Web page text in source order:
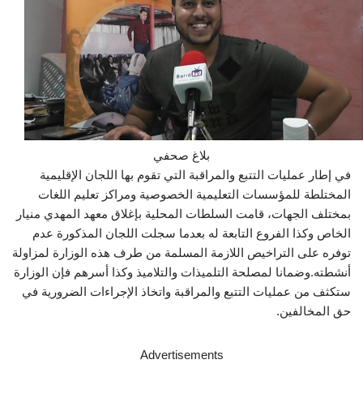
بلاغ صحفي
في إطار عمليات التتبع والمراقبة التي تقوم بها اللجان الإقليمية
المختلطة للمؤسسات التعليمية الخصوصية ومراكز تعليم اللغات
بمختلف الجهات، قامت السلطات المحلية بإغلاق معهد المهدي منيار
الخاص وكذا الفروع التابعة له بعدما سجلت اللجان المذكورة عدم
توفره على التراخيص اللازمة المسلمة من طرف هذه الوزارة لمزاولة
أنشطته.وضمانا لمصلحة التلميذات والتلاميذ وكذا أسرهم فإن الوزارة
ستكثف من عمليات التتبع والمراقبة واتخاذ الإجراءات الضرورية في
حق المخالفين.
Advertisements